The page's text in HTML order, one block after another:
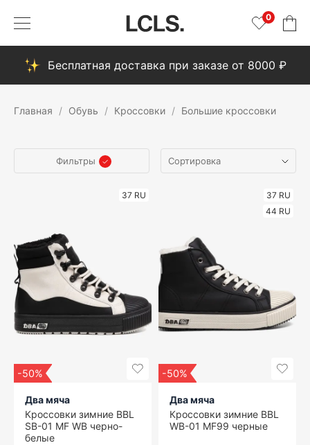
0
Бесплатная доставка при заказе от 8000 ₽
Главная Обувь Кроссовки Большие кроссовки
Фильтры
37 RU
-50%
Два мяча
Кроссовки зимние BBL
SB-01 MF WB черно-
белые
37 RU
44 RU
-50%
Два мяча
Кроссовки зимние BBL
WB-01 MF99 черные